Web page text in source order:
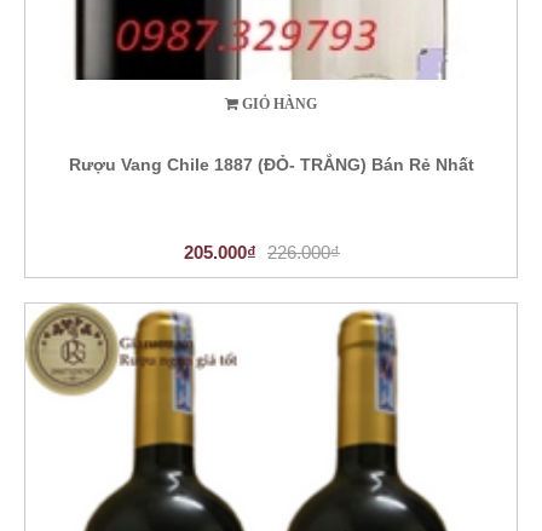
GIỎ HÀNG
Rượu Vang Chile 1887 (ĐỎ- TRẮNG) Bán Rẻ Nhất
205.000₫ 226.000₫